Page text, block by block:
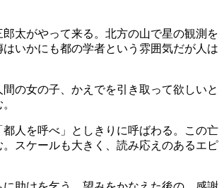
太がやって来る。北方の山で星の観測を
いかにも都の学者という雰囲気だが人は
の女の子、かえでを引き取って欲しいと
人を呼べ」としきりに呼ばわる。この亡
スケールも大きく、読み応えのあるエピ